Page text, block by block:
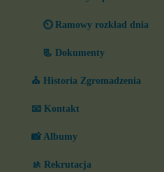
⏲️ Ramowy rozkład dnia
📃 Dokumenty
⛪ Historia Zgromadzenia
📧 Kontakt
📸 Albumy
🚸 Rekrutacja